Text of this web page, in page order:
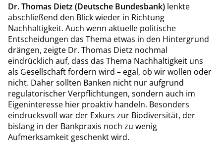
Dr. Thomas Dietz (Deutsche Bundesbank) lenkte
abschließend den Blick wieder in Richtung
Nachhaltigkeit. Auch wenn aktuelle politische
Entscheidungen das Thema etwas in den Hintergrund
drängen, zeigte Dr. Thomas Dietz nochmal
eindrücklich auf, dass das Thema Nachhaltigkeit uns
als Gesellschaft fordern wird – egal, ob wir wollen oder
nicht. Daher sollten Banken nicht nur aufgrund
regulatorischer Verpflichtungen, sondern auch im
Eigeninteresse hier proaktiv handeln. Besonders
eindrucksvoll war der Exkurs zur Biodiversität, der
bislang in der Bankpraxis noch zu wenig
Aufmerksamkeit geschenkt wird.